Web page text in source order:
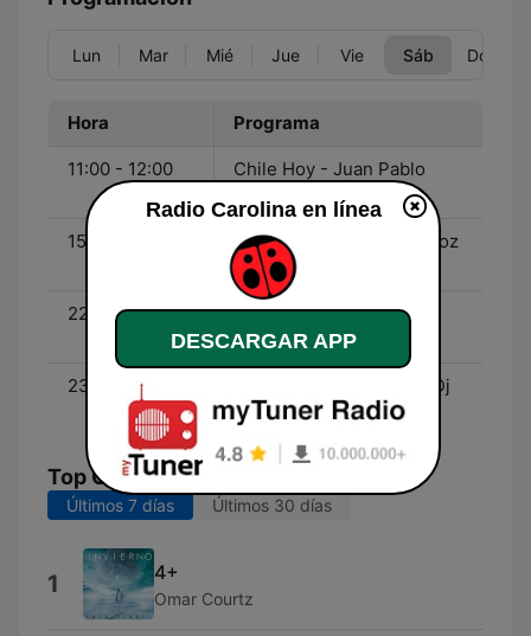
Lun Mar Mié Jue Vie Sáb Dom
Hora Programa
11:00 - 12:00
Chile Hoy - Juan Pablo
15:00 - 17:00
Lineup Radio - Raúl Muñoz
"Mc Rama”
22:00 - 23:00
Buzón de voz - Dj Pato
Aliaga
23:00 - 03:00
Carolina Discotheque - Dj
Emilio - Dj Pato Aliaga
Top Canciones
Últimos 7 días Últimos 30 días
1 4+
Omar Courtz
Radio Carolina en línea
DESCARGAR APP